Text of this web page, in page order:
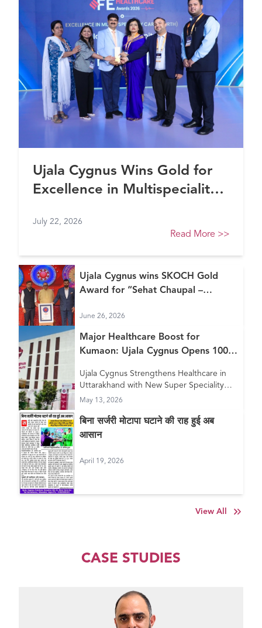
Ujala Cygnus Wins Gold for
Excellence in Multispeciality
Healthcare Awards 2026
July 22, 2026
Read More >>
Ujala Cygnus wins SKOCH Gold
Award for “Sehat Chaupal –
June 26, 2026
Major Healthcare Boost for
Kumaon: Ujala Cygnus Opens 100+
in Haldwani
Ujala Cygnus Strengthens Healthcare in
Uttarakhand with New Super Speciality
Hospital in Haldwani
May 13, 2026
बिना सर्जरी मोटापा घटाने की राह हुई अब
आसान
April 19, 2026
View All
CASE STUDIES